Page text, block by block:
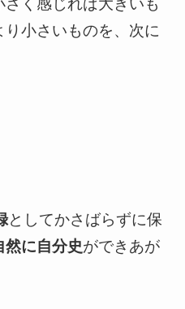
さく感じれば大きいも
小さいものを、次に
としてかさばらずに保
然に自分史ができあが